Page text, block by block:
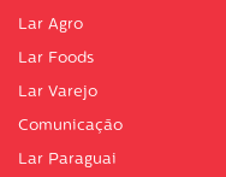
Lar Agro
Lar Foods
Lar Varejo
Comunicação
Lar Paraguai